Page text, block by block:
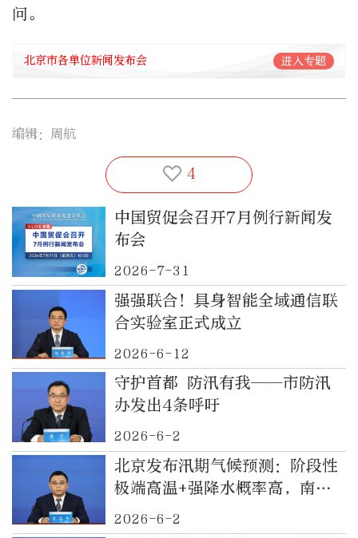
问。
北京市各单位新闻发布会 进入专题
编辑：周航
4
中国贸促会召开7月例行新闻发
布会
2026-7-31
强强联合！具身智能全域通信联
合实验室正式成立
2026-6-12
守护首都 防汛有我——市防汛
办发出4条呼吁
2026-6-2
北京发布汛期气候预测：阶段性
极端高温+强降水概率高，南部
东部洪涝风险较大
2026-6-2